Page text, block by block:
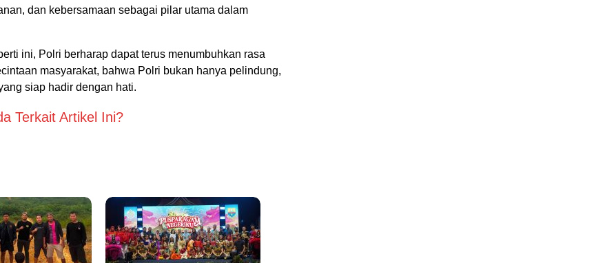
dan kebersamaan sebagai pilar utama dalam
ini, Polri berharap dapat terus menumbuhkan rasa
masyarakat, bahwa Polri bukan hanya pelindung,
siap hadir dengan hati.
Terkait Artikel Ini?